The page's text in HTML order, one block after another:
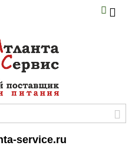
service.ru